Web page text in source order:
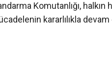
Komutanlığı, halkın
kararlılıkla